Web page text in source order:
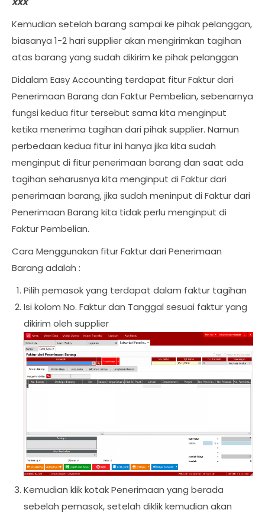
Kemudian setelah barang sampai ke pihak pelanggan,
biasanya 1-2 hari supplier akan mengirimkan tagihan
atas barang yang sudah dikirim ke pihak pelanggan
Didalam Easy Accounting terdapat fitur Faktur dari
Penerimaan Barang dan Faktur Pembelian, sebenarnya
fungsi kedua fitur tersebut sama kita menginput
ketika menerima tagihan dari pihak supplier. Namun
perbedaan kedua fitur ini hanya jika kita sudah
menginput di fitur penerimaan barang dan saat ada
tagihan seharusnya kita menginput di Faktur dari
penerimaan barang, jika sudah meninput di Faktur dari
Penerimaan Barang kita tidak perlu menginput di
Faktur Pembelian.
Cara Menggunakan fitur Faktur dari Penerimaan
Barang adalah :
Pilih pemasok yang terdapat dalam faktur tagihan
Isi kolom No. Faktur dan Tanggal sesuai faktur yang
dikirim oleh supplier
Kemudian klik kotak Penerimaan yang berada
sebelah pemasok, setelah diklik kemudian akan